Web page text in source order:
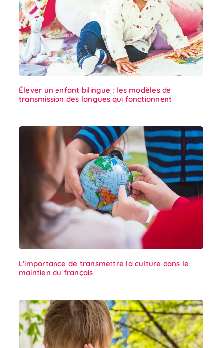
Élever un enfant bilingue : les modèles de
transmission des langues qui fonctionnent
L'importance de transmettre la culture dans le
maintien du français